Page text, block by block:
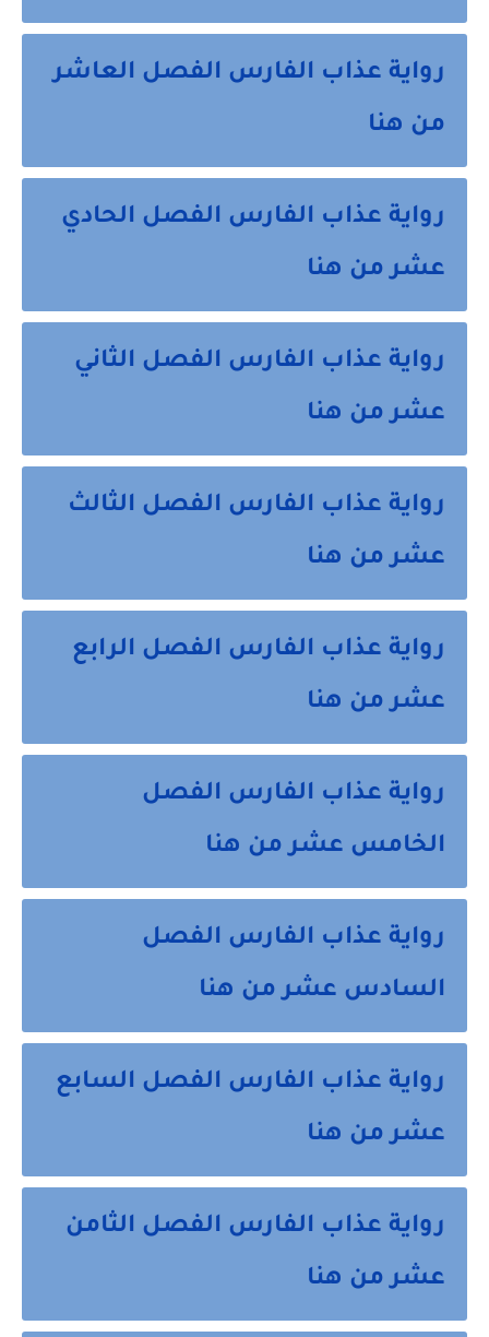
رواية عذاب الفارس الفصل العاشر
من هنا
رواية عذاب الفارس الفصل الحادي
عشر من هنا
رواية عذاب الفارس الفصل الثاني
عشر من هنا
رواية عذاب الفارس الفصل الثالث
عشر من هنا
رواية عذاب الفارس الفصل الرابع
عشر من هنا
رواية عذاب الفارس الفصل
الخامس عشر من هنا
رواية عذاب الفارس الفصل
السادس عشر من هنا
رواية عذاب الفارس الفصل السابع
عشر من هنا
رواية عذاب الفارس الفصل الثامن
عشر من هنا